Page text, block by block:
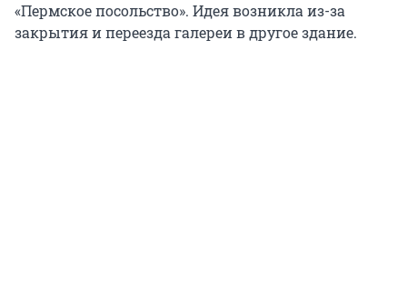
«Пермское посольство». Идея возникла из-за
закрытия и переезда галереи в другое здание.